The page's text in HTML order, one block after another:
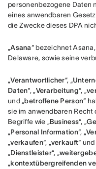
personenbezogene Daten
eines anwendbaren
die Zwecke dieses DPA
„Asana“ bezeichnet
Delaware, sowie seine
„Verantwortlicher“, „
Daten“, „Verarbeitung“, „
und „betroffene Person“
sie im anwendbaren
Begriffe wie „Business“, „
„Personal Information“, „
„verkaufen“, „verkauft“
„Dienstleister“, „
„kontextübergreifenden